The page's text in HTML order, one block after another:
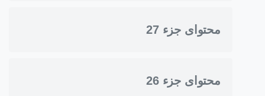
محتوای جزء 27
محتوای جزء 26